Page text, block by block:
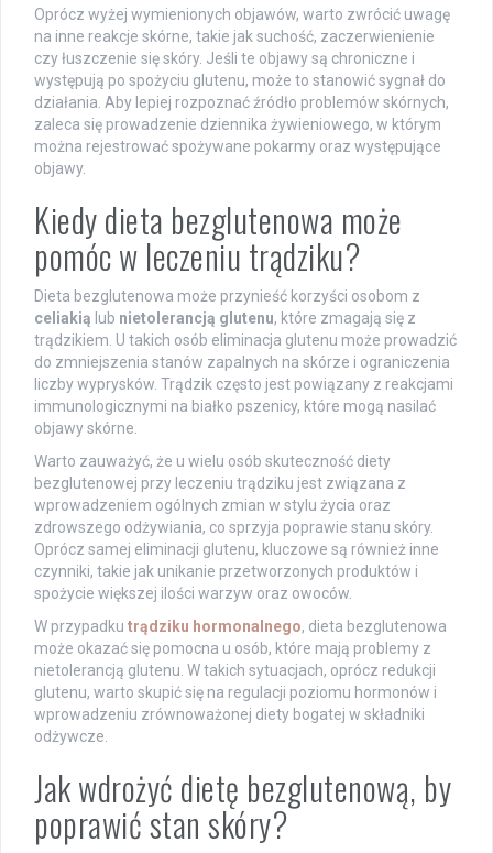
Oprócz wyżej wymienionych objawów, warto zwrócić uwagę
na inne reakcje skórne, takie jak suchość, zaczerwienienie
czy łuszczenie się skóry. Jeśli te objawy są chroniczne i
występują po spożyciu glutenu, może to stanowić sygnał do
działania. Aby lepiej rozpoznać źródło problemów skórnych,
zaleca się prowadzenie dziennika żywieniowego, w którym
można rejestrować spożywane pokarmy oraz występujące
objawy.
Kiedy dieta bezglutenowa może
pomóc w leczeniu trądziku?
Dieta bezglutenowa może przynieść korzyści osobom z
celiakią lub nietolerancją glutenu, które zmagają się z
trądzikiem. U takich osób eliminacja glutenu może prowadzić
do zmniejszenia stanów zapalnych na skórze i ograniczenia
liczby wyprysków. Trądzik często jest powiązany z reakcjami
immunologicznymi na białko pszenicy, które mogą nasilać
objawy skórne.
Warto zauważyć, że u wielu osób skuteczność diety
bezglutenowej przy leczeniu trądziku jest związana z
wprowadzeniem ogólnych zmian w stylu życia oraz
zdrowszego odżywiania, co sprzyja poprawie stanu skóry.
Oprócz samej eliminacji glutenu, kluczowe są również inne
czynniki, takie jak unikanie przetworzonych produktów i
spożycie większej ilości warzyw oraz owoców.
W przypadku trądziku hormonalnego, dieta bezglutenowa
może okazać się pomocna u osób, które mają problemy z
nietolerancją glutenu. W takich sytuacjach, oprócz redukcji
glutenu, warto skupić się na regulacji poziomu hormonów i
wprowadzeniu zrównoważonej diety bogatej w składniki
odżywcze.
Jak wdrożyć dietę bezglutenową, by
poprawić stan skóry?